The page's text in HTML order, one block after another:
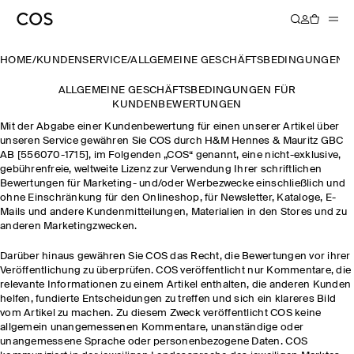
HOME/KUNDENSERVICE/ALLGEMEINE GESCHÄFTSBEDINGUNGEN
ALLGEMEINE GESCHÄFTSBEDINGUNGEN FÜR
KUNDENBEWERTUNGEN
Mit der Abgabe einer Kundenbewertung für einen unserer Artikel über
unseren Service gewähren Sie COS durch H&M Hennes & Mauritz GBC
AB [556070-1715], im Folgenden „COS“ genannt, eine nicht-exklusive,
gebührenfreie, weltweite Lizenz zur Verwendung Ihrer schriftlichen
Bewertungen für Marketing- und/oder Werbezwecke einschließlich und
ohne Einschränkung für den Onlineshop, für Newsletter, Kataloge, E-
Mails und andere Kundenmitteilungen, Materialien in den Stores und zu
anderen Marketingzwecken.
Darüber hinaus gewähren Sie COS das Recht, die Bewertungen vor ihrer
Veröffentlichung zu überprüfen. COS veröffentlicht nur Kommentare, die
relevante Informationen zu einem Artikel enthalten, die anderen Kunden
helfen, fundierte Entscheidungen zu treffen und sich ein klareres Bild
vom Artikel zu machen. Zu diesem Zweck veröffentlicht COS keine
allgemein unangemessenen Kommentare, unanständige oder
unangemessene Sprache oder personenbezogene Daten. COS